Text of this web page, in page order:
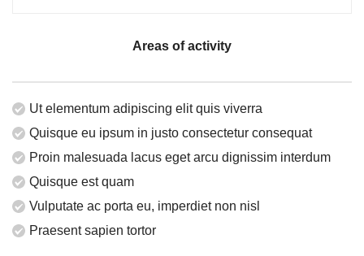
Areas of activity
Ut elementum adipiscing elit quis viverra
Quisque eu ipsum in justo consectetur consequat
Proin malesuada lacus eget arcu dignissim interdum
Quisque est quam
Vulputate ac porta eu, imperdiet non nisl
Praesent sapien tortor